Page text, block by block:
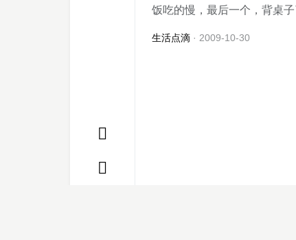
饭吃的慢，最后一个，背桌
生活点滴 · 2009-10-30